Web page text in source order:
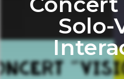
Solo-